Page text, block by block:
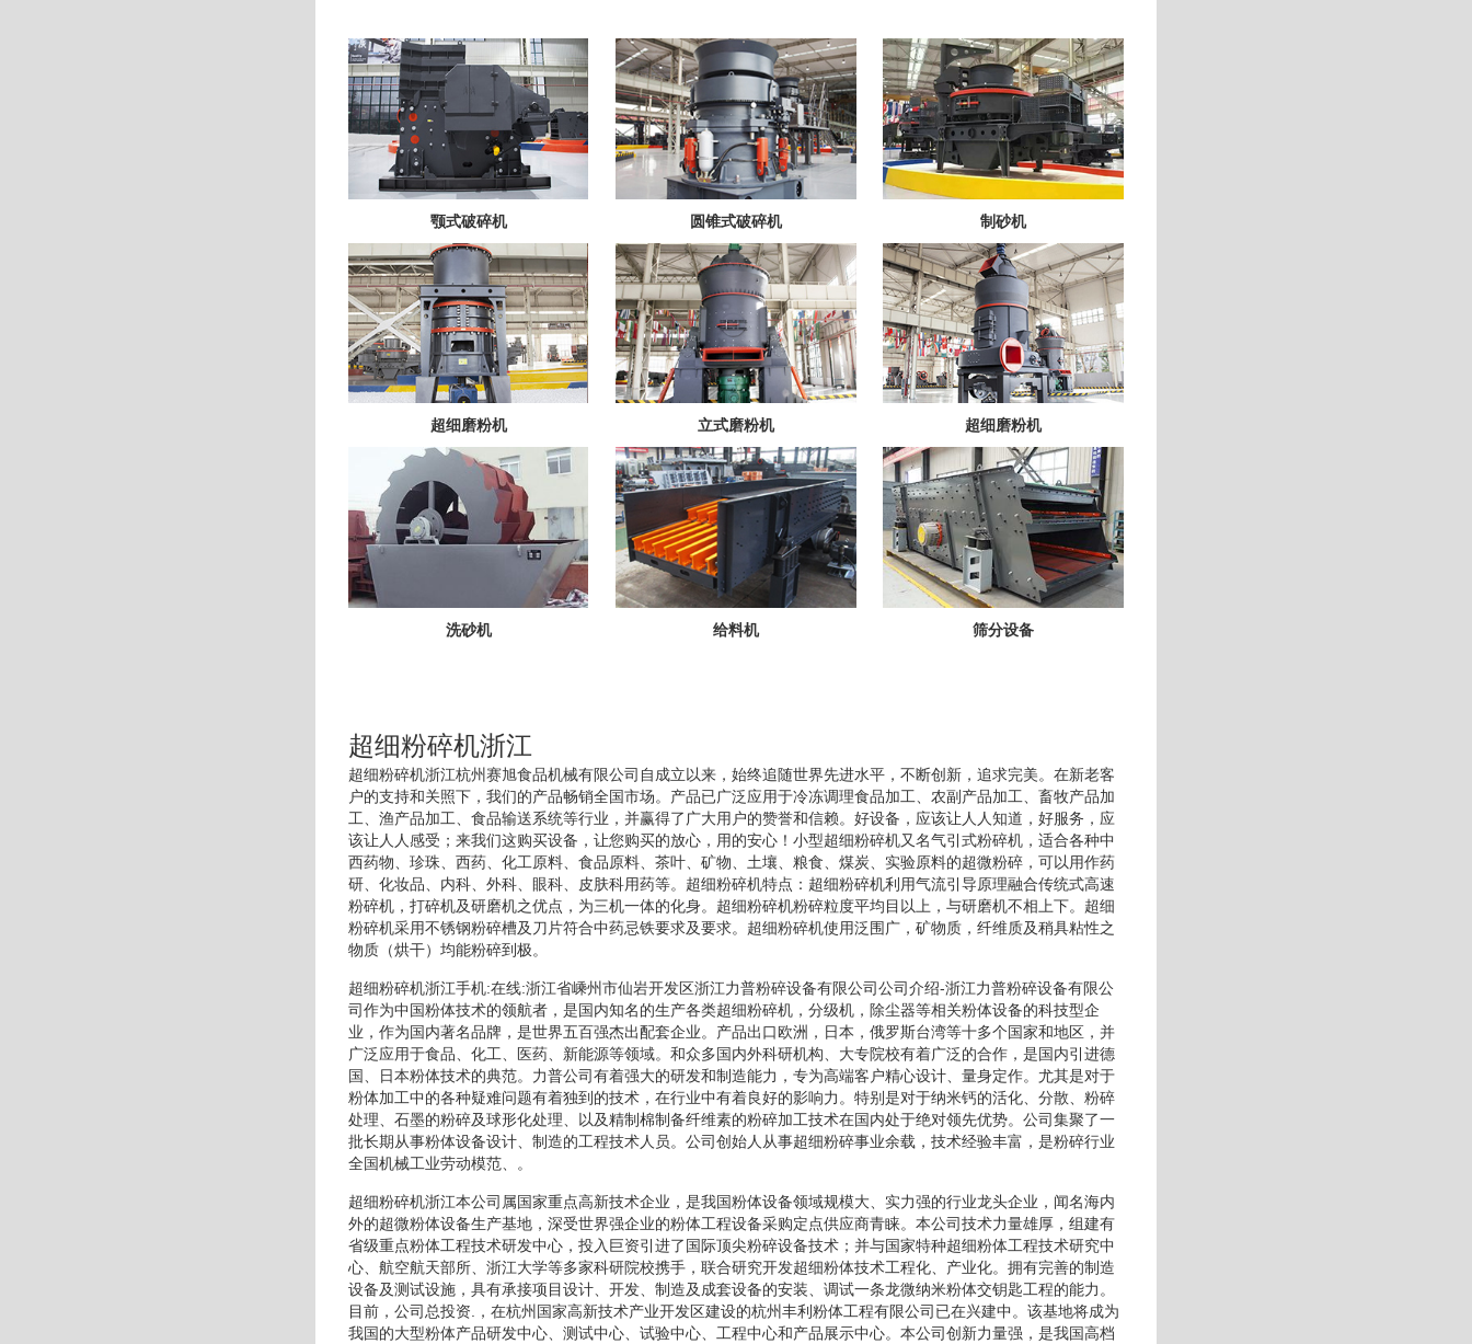
颚式破碎机 圆锥式破碎机 制砂机
超细磨粉机 立式磨粉机 超细磨粉机
洗砂机 给料机 筛分设备
超细粉碎机浙江
超细粉碎机浙江杭州赛旭食品机械有限公司自成立以来，始终追随世界先进水平，不断创新，追求完美。在新老客
户的支持和关照下，我们的产品畅销全国市场。产品已广泛应用于冷冻调理食品加工、农副产品加工、畜牧产品加
工、渔产品加工、食品输送系统等行业，并赢得了广大用户的赞誉和信赖。好设备，应该让人人知道，好服务，应
该让人人感受；来我们这购买设备，让您购买的放心，用的安心！小型超细粉碎机又名气引式粉碎机，适合各种中
西药物、珍珠、西药、化工原料、食品原料、茶叶、矿物、土壤、粮食、煤炭、实验原料的超微粉碎，可以用作药
研、化妆品、内科、外科、眼科、皮肤科用药等。超细粉碎机特点：超细粉碎机利用气流引导原理融合传统式高速
粉碎机，打碎机及研磨机之优点，为三机一体的化身。超细粉碎机粉碎粒度平均目以上，与研磨机不相上下。超细
粉碎机采用不锈钢粉碎槽及刀片符合中药忌铁要求及要求。超细粉碎机使用泛围广，矿物质，纤维质及稍具粘性之
物质（烘干）均能粉碎到极。
超细粉碎机浙江手机:在线:浙江省嵊州市仙岩开发区浙江力普粉碎设备有限公司公司介绍-浙江力普粉碎设备有限公
司作为中国粉体技术的领航者，是国内知名的生产各类超细粉碎机，分级机，除尘器等相关粉体设备的科技型企
业，作为国内著名品牌，是世界五百强杰出配套企业。产品出口欧洲，日本，俄罗斯台湾等十多个国家和地区，并
广泛应用于食品、化工、医药、新能源等领域。和众多国内外科研机构、大专院校有着广泛的合作，是国内引进德
国、日本粉体技术的典范。力普公司有着强大的研发和制造能力，专为高端客户精心设计、量身定作。尤其是对于
粉体加工中的各种疑难问题有着独到的技术，在行业中有着良好的影响力。特别是对于纳米钙的活化、分散、粉碎
处理、石墨的粉碎及球形化处理、以及精制棉制备纤维素的粉碎加工技术在国内处于绝对领先优势。公司集聚了一
批长期从事粉体设备设计、制造的工程技术人员。公司创始人从事超细粉碎事业余载，技术经验丰富，是粉碎行业
全国机械工业劳动模范、。
超细粉碎机浙江本公司属国家重点高新技术企业，是我国粉体设备领域规模大、实力强的行业龙头企业，闻名海内
外的超微粉体设备生产基地，深受世界强企业的粉体工程设备采购定点供应商青睐。本公司技术力量雄厚，组建有
省级重点粉体工程技术研发中心，投入巨资引进了国际顶尖粉碎设备技术；并与国家特种超细粉体工程技术研究中
心、航空航天部所、浙江大学等多家科研院校携手，联合研究开发超细粉体技术工程化、产业化。拥有完善的制造
设备及测试设施，具有承接项目设计、开发、制造及成套设备的安装、调试一条龙微纳米粉体交钥匙工程的能力。
目前，公司总投资.，在杭州国家高新技术产业开发区建设的杭州丰利粉体工程有限公司已在兴建中。该基地将成为
我国的大型粉体产品研发中心、测试中心、试验中心、工程中心和产品展示中心。本公司创新力量强，是我国高档